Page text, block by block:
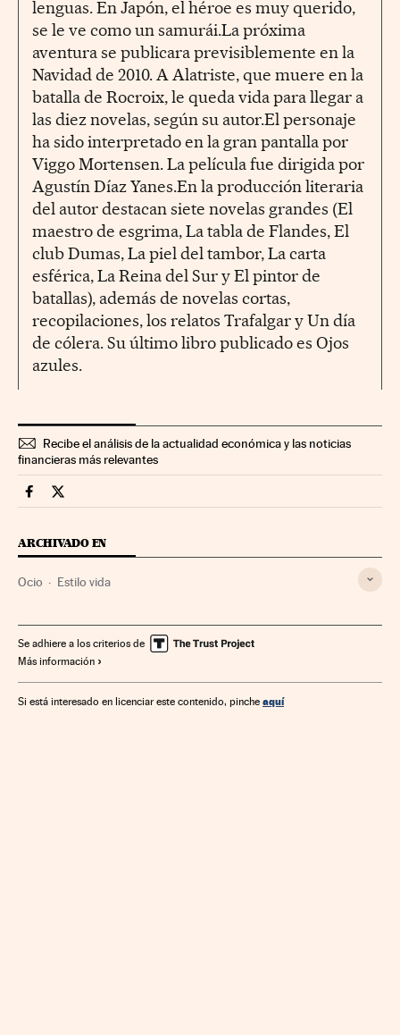
lenguas. En Japón, el héroe es muy querido,
se le ve como un samurái.La próxima
aventura se publicara previsiblemente en la
Navidad de 2010. A Alatriste, que muere en la
batalla de Rocroix, le queda vida para llegar a
las diez novelas, según su autor.El personaje
ha sido interpretado en la gran pantalla por
Viggo Mortensen. La película fue dirigida por
Agustín Díaz Yanes.En la producción literaria
del autor destacan siete novelas grandes (El
maestro de esgrima, La tabla de Flandes, El
club Dumas, La piel del tambor, La carta
esférica, La Reina del Sur y El pintor de
batallas), además de novelas cortas,
recopilaciones, los relatos Trafalgar y Un día
de cólera. Su último libro publicado es Ojos
azules.
Recibe el análisis de la actualidad económica y las noticias
financieras más relevantes
Fortunas Cinco Días en Facebook
Fortunas Cinco Días en Twitter
ARCHIVADO EN
Ocio Estilo vida
Se adhiere a los criterios de
Más información
Si está interesado en licenciar este contenido, pinche aquí